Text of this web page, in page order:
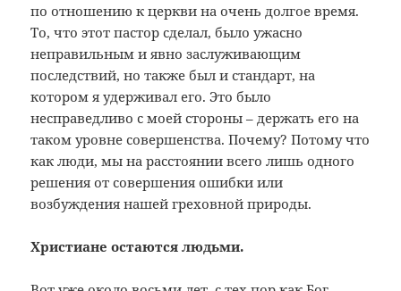
по отношению к церкви на очень долгое время.
То, что этот пастор сделал, было ужасно
неправильным и явно заслуживающим
последствий, но также был и стандарт, на
котором я удерживал его. Это было
несправедливо с моей стороны – держать его на
таком уровне совершенства. Почему? Потому что
как люди, мы на расстоянии всего лишь одного
решения от совершения ошибки или
возбуждения нашей греховной природы.
Христиане остаются людьми.